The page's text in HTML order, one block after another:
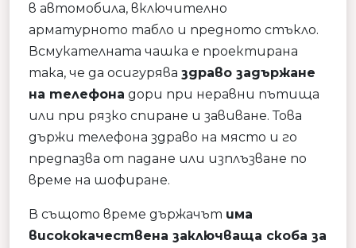
в автомобила, включително
арматурното табло и предното стъкло.
Всмукателната чашка е проектирана
така, че да осигурява здраво задържане
на телефона дори при неравни пътища
или при рязко спиране и завиване. Това
държи телефона здраво на място и го
предпазва от падане или изплъзване по
време на шофиране.
В същото време държачът има
висококачествена заключваща скоба за